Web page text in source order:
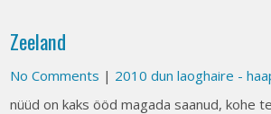
Zeeland
No Comments | 2010 dun laoghaire -
nüüd on kaks ööd magada saanud, kohe